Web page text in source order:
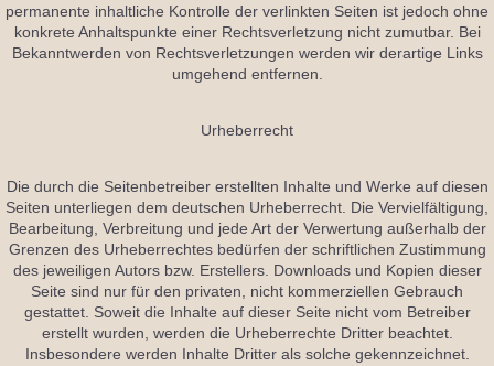
permanente inhaltliche Kontrolle der verlinkten Seiten ist jedoch ohne
konkrete Anhaltspunkte einer Rechtsverletzung nicht zumutbar. Bei
Bekanntwerden von Rechtsverletzungen werden wir derartige Links
umgehend entfernen.
Urheberrecht
Die durch die Seitenbetreiber erstellten Inhalte und Werke auf diesen
Seiten unterliegen dem deutschen Urheberrecht. Die Vervielfältigung,
Bearbeitung, Verbreitung und jede Art der Verwertung außerhalb der
Grenzen des Urheberrechtes bedürfen der schriftlichen Zustimmung
des jeweiligen Autors bzw. Erstellers. Downloads und Kopien dieser
Seite sind nur für den privaten, nicht kommerziellen Gebrauch
gestattet. Soweit die Inhalte auf dieser Seite nicht vom Betreiber
erstellt wurden, werden die Urheberrechte Dritter beachtet.
Insbesondere werden Inhalte Dritter als solche gekennzeichnet.